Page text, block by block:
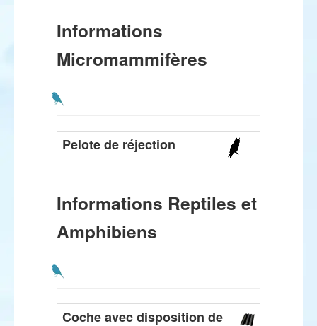
Informations
Micromammifères
Pelote de réjection
Informations Reptiles et
Amphibiens
Coche avec disposition de